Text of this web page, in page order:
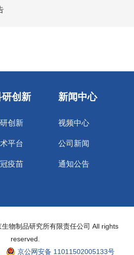
研创新
创新
平台
疫苗
新闻中心
视频中心
公司新闻
通知公告
物制品研究所有限责任公司 All rights
reserved.
京公网安备 11011502005133号